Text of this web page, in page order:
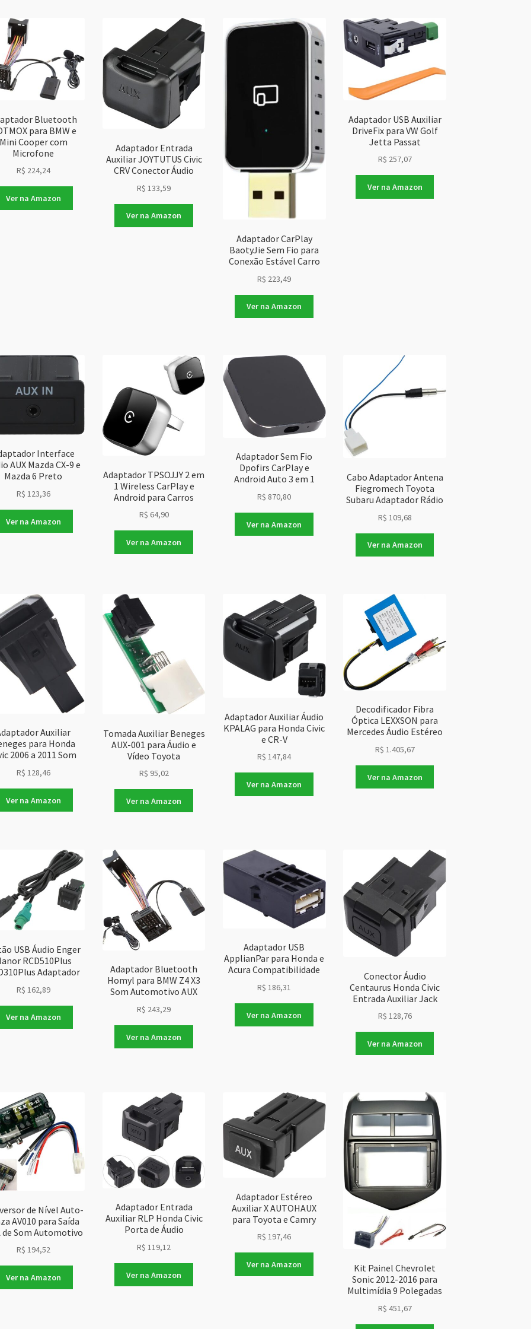
recente
Bluetooth
para BMW e
Cooper com
Microfone
R$ 224,24
Ver na Amazon
Adaptador Entrada
Auxiliar JOYTUTUS Civic
CRV Conector Áudio
R$ 133,59
Ver na Amazon
Adaptador CarPlay
BaotyJie Sem Fio para
Conexão Estável Carro
R$ 223,49
Ver na Amazon
Adaptador USB Auxiliar
DriveFix para VW Golf
Jetta Passat
R$ 257,07
Ver na Amazon
Interface
AUX Mazda CX-9 e
Mazda 6 Preto
R$ 123,36
Ver na Amazon
Adaptador TPSOJJY 2 em
1 Wireless CarPlay e
Android para Carros
R$ 64,90
Ver na Amazon
Adaptador Sem Fio
Dpofirs CarPlay e
Android Auto 3 em 1
R$ 870,80
Ver na Amazon
Cabo Adaptador Antena
Fiegromech Toyota
Subaru Adaptador Rádio
R$ 109,68
Ver na Amazon
Auxiliar
para Honda
2006 a 2011 Som
R$ 128,46
Ver na Amazon
Tomada Auxiliar Beneges
AUX-001 para Áudio e
Vídeo Toyota
R$ 95,02
Ver na Amazon
Adaptador Auxiliar Áudio
KPALAG para Honda Civic
e CR-V
R$ 147,84
Ver na Amazon
Decodificador Fibra
Óptica LEXXSON para
Mercedes Áudio Estéreo
R$ 1.405,67
Ver na Amazon
USB Áudio Enger
RCD510Plus
Adaptador
R$ 162,89
Ver na Amazon
Adaptador Bluetooth
Homyl para BMW Z4 X3
Som Automotivo AUX
R$ 243,29
Ver na Amazon
Adaptador USB
ApplianPar para Honda e
Acura Compatibilidade
R$ 186,31
Ver na Amazon
Conector Áudio
Centaurus Honda Civic
Entrada Auxiliar Jack
R$ 128,76
Ver na Amazon
de Nível Auto-
AV010 para Saída
de Som Automotivo
R$ 194,52
Ver na Amazon
Adaptador Entrada
Auxiliar RLP Honda Civic
Porta de Áudio
R$ 119,12
Ver na Amazon
Adaptador Estéreo
Auxiliar X AUTOHAUX
para Toyota e Camry
R$ 197,46
Ver na Amazon
Kit Painel Chevrolet
Sonic 2012-2016 para
Multimídia 9 Polegadas
R$ 451,67